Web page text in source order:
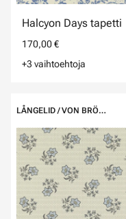
Halcyon Days tapetti
170,00 €
+3 vaihtoehtoja
LÅNGELID / VON BRÖMSSEN